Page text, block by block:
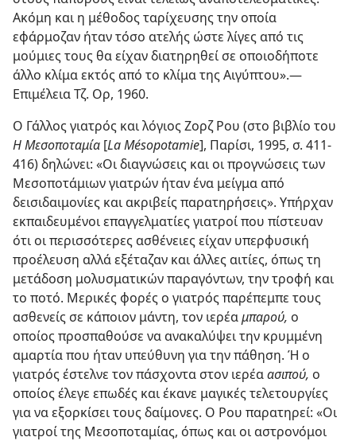
Ακόμη και η μέθοδος ταρίχευσης την οποία
εφάρμοζαν ήταν τόσο ατελής ώστε λίγες από τις
μούμιες τους θα είχαν διατηρηθεί σε οποιοδήποτε
άλλο κλίμα εκτός από το κλίμα της Αιγύπτου».—
Επιμέλεια Τζ. Ορ, 1960.
Ο Γάλλος γιατρός και λόγιος Ζορζ Ρου (στο βιβλίο του
Η Μεσοποταμία [La Mésopotamie], Παρίσι, 1995, σ. 411-
416) δηλώνει: «Οι διαγνώσεις και οι προγνώσεις των
Μεσοποτάμιων γιατρών ήταν ένα μείγμα από
δεισιδαιμονίες και ακριβείς παρατηρήσεις». Υπήρχαν
εκπαιδευμένοι επαγγελματίες γιατροί που πίστευαν
ότι οι περισσότερες ασθένειες είχαν υπερφυσική
προέλευση αλλά εξέταζαν και άλλες αιτίες, όπως τη
μετάδοση μολυσματικών παραγόντων, την τροφή και
το ποτό. Μερικές φορές ο γιατρός παρέπεμπε τους
ασθενείς σε κάποιον μάντη, τον ιερέαμπαρού, ο
οποίος προσπαθούσε να ανακαλύψει την κρυμμένη
αμαρτία που ήταν υπεύθυνη για την πάθηση. Ή ο
γιατρός έστελνε τον πάσχοντα στον ιερέαασιπού, ο
οποίος έλεγε επωδές και έκανε μαγικές τελετουργίες
για να εξορκίσει τους δαίμονες. Ο Ρου παρατηρεί: «Οι
γιατροί της Μεσοποταμίας, όπως και οι αστρονόμοι